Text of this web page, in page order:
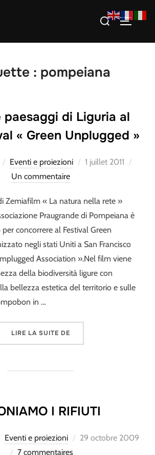
Rechercher :
: pompeiana
paesaggi di Liguria al
« Green Unplugged »
Eventi e proiezioni
Publié
1 juillet 2011
Un commentaire
Zemiafilm « La natura nella rete »
Praugrande di Pompeiana è
concorrere al Festival Green
negli stati Uniti a San Francisco
Association ».Nel film viene
della biodiversità ligure con
bellezza estetica del territorio e sulle
in …
LIRE LA SUITE DE« NATURA E PAESAGGI
I RIFIUTI
Eventi e proiezioni
Publié
29 octobre 2009
7 commentaires